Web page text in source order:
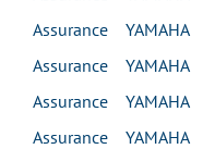
Assurance YAMAHA
Assurance YAMAHA
Assurance
Assurance